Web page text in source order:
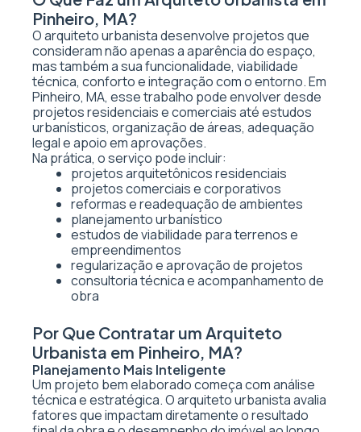
Pinheiro, MA?
O arquiteto urbanista desenvolve projetos que
consideram não apenas a aparência do espaço,
mas também a sua funcionalidade, viabilidade
técnica, conforto e integração com o entorno. Em
Pinheiro, MA, esse trabalho pode envolver desde
projetos residenciais e comerciais até estudos
urbanísticos, organização de áreas, adequação
legal e apoio em aprovações.
Na prática, o serviço pode incluir:
projetos arquitetônicos residenciais
projetos comerciais e corporativos
reformas e readequação de ambientes
planejamento urbanístico
estudos de viabilidade para terrenos e
empreendimentos
regularização e aprovação de projetos
consultoria técnica e acompanhamento de
obra
Por Que Contratar um Arquiteto
Urbanista em Pinheiro, MA?
Planejamento Mais Inteligente
Um projeto bem elaborado começa com análise
técnica e estratégica. O arquiteto urbanista avalia
fatores que impactam diretamente o resultado